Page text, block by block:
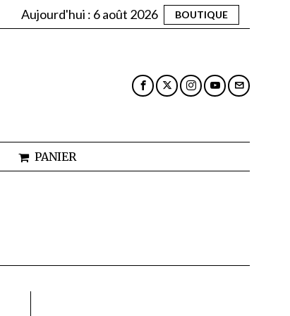
Aujourd'hui : 6 août 2026 BOUTIQUE
PANIER